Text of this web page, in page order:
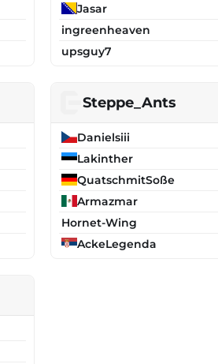
Jasar
ingreenheaven
upsguy7
Steppe_Ants
Danielsiii
Lakinther
QuatschmitSoße
Armazmar
Hornet-Wing
AckeLegenda